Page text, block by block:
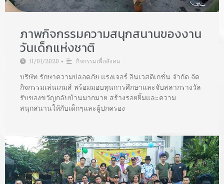
ภาพกิจกรรมความสนุกสนานของงาน
วันเด็กแห่งชาติ
11/01/2020 • กิจกรรมเพื่อสังคม
บริษัท รักษาความปลอดภัย แรงเจอร์ อินเวสติเกชั่น จำกัด จัด
กิจกรรมเล่นเกมส์ พร้อมมอบทุนการศึกษาและจับสลากรางวัล
รับของขวัญกลับบ้านมากมาย สร้างรอยยิ้มและความ
สนุกสนานให้กับเด็กๆและผู้ปกครอง